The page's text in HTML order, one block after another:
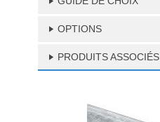
OPTIONS
PRODUITS ASSOCIÉS